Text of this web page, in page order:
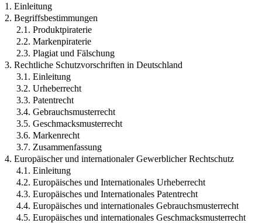
1. Einleitung
2. Begriffsbestimmungen
2.1. Produktpiraterie
2.2. Markenpiraterie
2.3. Plagiat und Fälschung
3. Rechtliche Schutzvorschriften in Deutschland
3.1. Einleitung
3.2. Urheberrecht
3.3. Patentrecht
3.4. Gebrauchsmusterrecht
3.5. Geschmacksmusterrecht
3.6. Markenrecht
3.7. Zusammenfassung
4. Europäischer und internationaler Gewerblicher Rechtschutz
4.1. Einleitung
4.2. Europäisches und Internationales Urheberrecht
4.3. Europäisches und Internationales Patentrecht
4.4. Europäisches und internationales Gebrauchsmusterrecht
4.5. Europäisches und internationales Geschmacksmusterrecht